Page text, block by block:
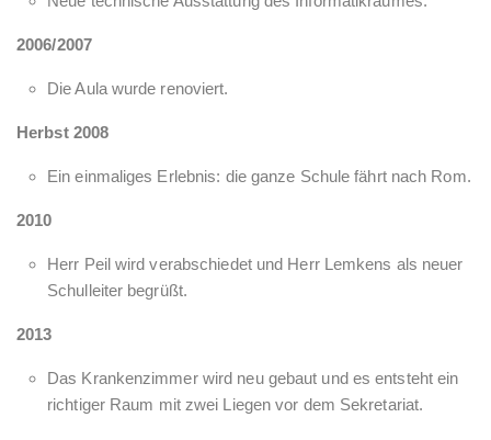
2006/2007
Die Aula wurde renoviert.
Herbst 2008
Ein einmaliges Erlebnis: die ganze Schule fährt nach Rom.
2010
Herr Peil wird verabschiedet und Herr Lemkens als neuer
Schulleiter begrüßt.
2013
Das Krankenzimmer wird neu gebaut und es entsteht ein
richtiger Raum mit zwei Liegen vor dem Sekretariat.